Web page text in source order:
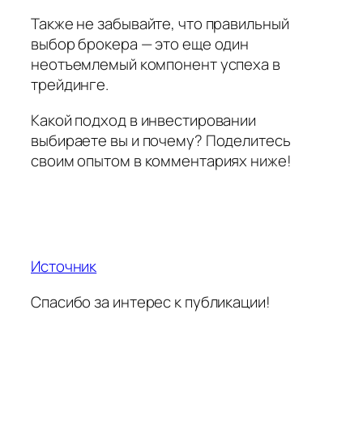
Также не забывайте, что правильный
выбор брокера — это еще один
неотъемлемый компонент успеха в
трейдинге.
Какой подход в инвестировании
выбираете вы и почему? Поделитесь
своим опытом в комментариях ниже!
Источник
Спасибо за интерес к публикации!